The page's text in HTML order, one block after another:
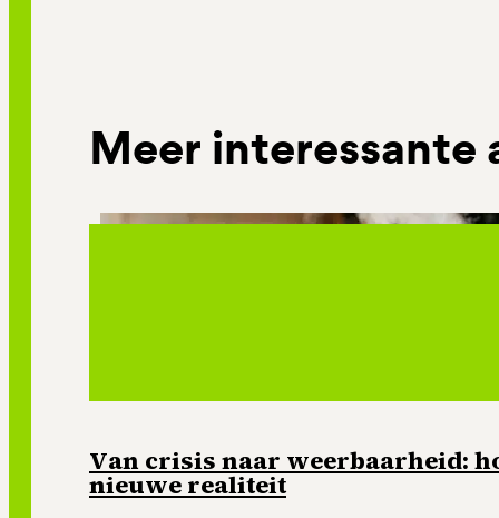
Meer interessante
Van crisis naar weerbaarheid:
nieuwe realiteit